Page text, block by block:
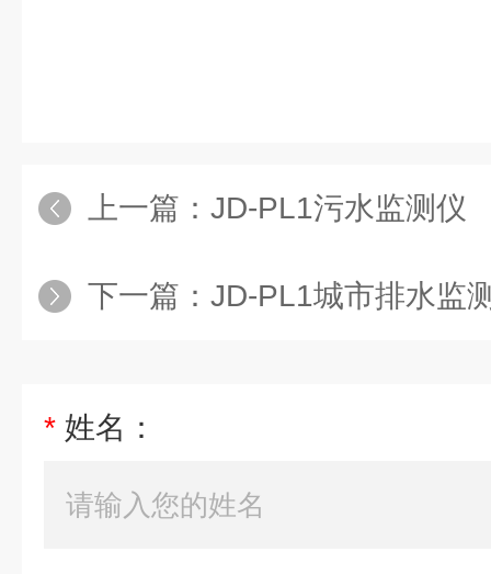
上一篇： JD-PL1污水监测仪
下一篇： JD-PL1城市排水监
* 姓名：